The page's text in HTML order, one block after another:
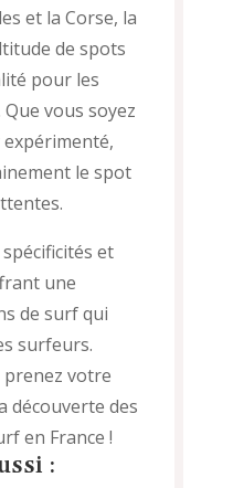
et la Corse, la
de spots
pour les
vous soyez
le spot
et
une
de surf qui
surfeurs.
prenez votre
découverte des
en France !
: